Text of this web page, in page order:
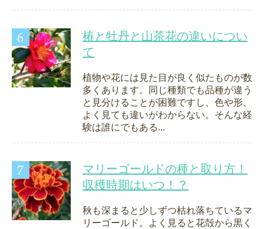
椿と牡丹と山茶花の違いについ
て
植物や花には見た目が良く似たものが数
多くあります。同じ種類でも品種が違う
と見分けることが困難ですし、色や形、
よく見ても違いがわからない。そんな経
験は誰にでもある...
マリーゴールドの種と取り方！
収穫時期はいつ！？
秋も深まると少しずつ枯れ落ちているマ
リーゴールド。よく見ると花殻から黒く